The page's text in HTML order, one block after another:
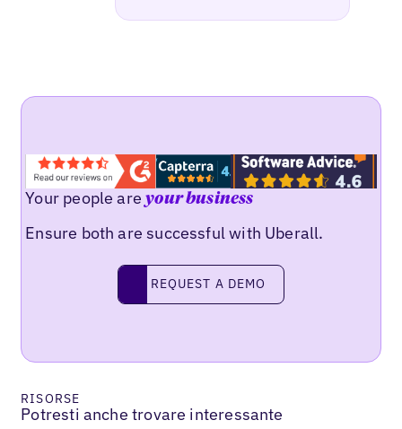
Your people areyour business
Ensure both are successful with Uberall.
request a demo
REQUEST A DEMO
RISORSE
Potresti anche trovare interessante